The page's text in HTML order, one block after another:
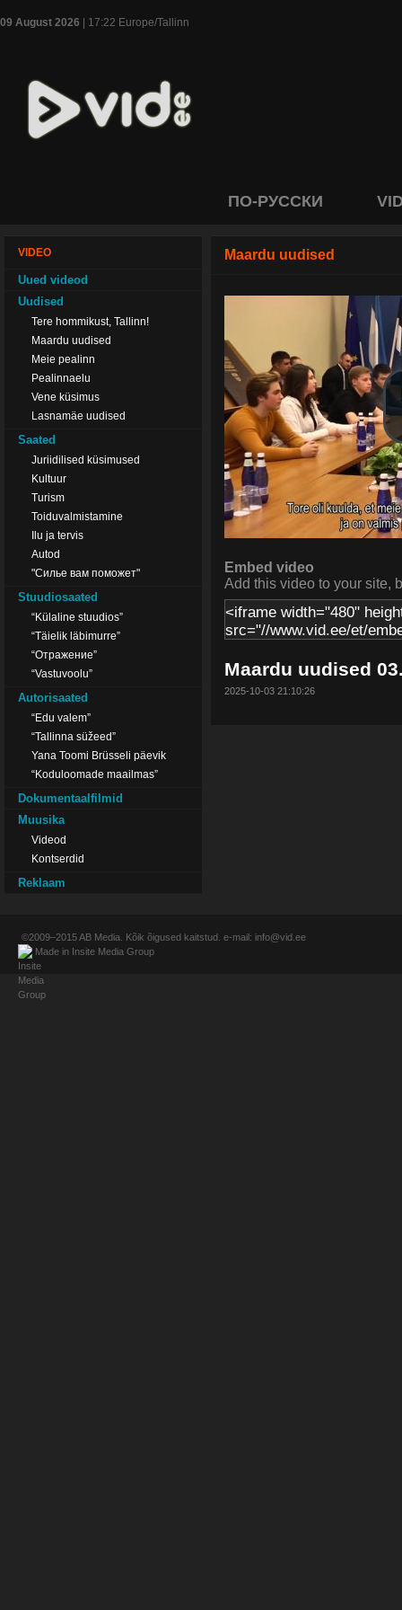
09 August 2026 | 17:22 Europe/Tallinn
ПО-РУССКИ
VIDEO
Uued videod
Uudised
Tere hommikust, Tallinn!
Maardu uudised
Meie pealinn
Pealinnaelu
Vene küsimus
Lasnamäe uudised
Saated
Juriidilised küsimused
Kultuur
Turism
Toiduvalmistamine
Ilu ja tervis
Autod
"Силье вам поможет"
Stuudiosaated
“Külaline stuudios”
“Täielik läbimurre”
“Отражение”
“Vastuvoolu”
Autorisaated
“Edu valem”
“Tallinna süžeed”
Yana Toomi Brüsseli päevik
“Koduloomade maailmas”
Dokumentaalfilmid
Muusika
Videod
Kontserdid
Reklaam
Maardu uudised
Embed video
Add this video to your site,
Maardu uudised
2025-10-03 21:10:26
©2009–2015AB Media . Kõik õigused kaitstud. e-mail: info@vid.ee
Made in Insite Media Group